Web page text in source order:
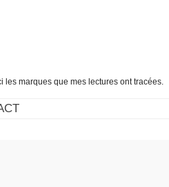
les marques que mes lectures ont tracées.